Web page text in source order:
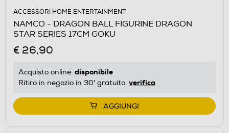
ACCESSORI HOME ENTERTAINMENT
NAMCO - DRAGON BALL FIGURINE DRAGON
STAR SERIES 17CM GOKU
€ 26,90
Acquisto online: disponibile
Ritiro in negozio in 30' gratuito: verifica
AGGIUNGI